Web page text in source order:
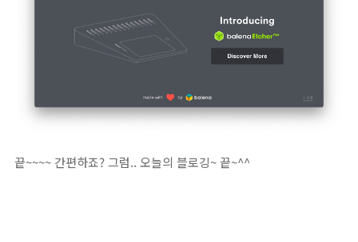
끝~~~~ 간편하죠? 그럼.. 오늘의 블로깅~ 끝~^^